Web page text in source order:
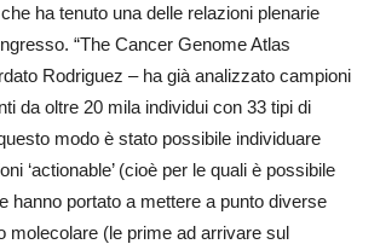
ha tenuto una delle relazioni plenarie
“The Cancer Genome Atlas
Rodriguez – ha già analizzato campioni
da oltre 20 mila individui con 33 tipi di
modo è stato possibile individuare
‘actionable’ (cioè per le quali è possibile
hanno portato a mettere a punto diverse
molecolare (le prime ad arrivare sul